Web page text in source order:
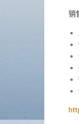
销